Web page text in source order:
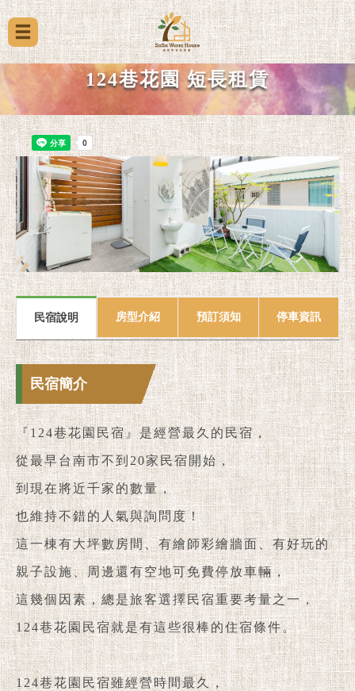
124巷花園 短長租賃
民宿說明 房型介紹 預訂須知 停車資訊
民宿簡介
『124巷花園民宿』是經營最久的民宿，
從最早台南市不到20家民宿開始，
到現在將近千家的數量，
也維持不錯的人氣與詢問度！
這一棟有大坪數房間、有繪師彩繪牆面、有好玩的
親子設施、周邊還有空地可免費停放車輛，
這幾個因素，總是旅客選擇民宿重要考量之一，
124巷花園民宿就是有這些很棒的住宿條件。
124巷花園民宿雖經營時間最久，